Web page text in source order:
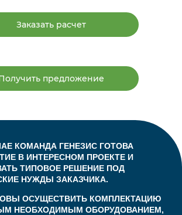
Заказать расчет
предложение
КОМАНДА ГЕНЕЗИС ГОТОВА
В ИНТЕРЕСНОМ ПРОЕКТЕ И
ТИПОВОЕ РЕШЕНИЕ ПОД
НУЖДЫ ЗАКАЗЧИКА.
ОСУЩЕСТВИТЬ КОМПЛЕКТАЦИЮ
НЕОБХОДИМЫМ ОБОРУДОВАНИЕМ,